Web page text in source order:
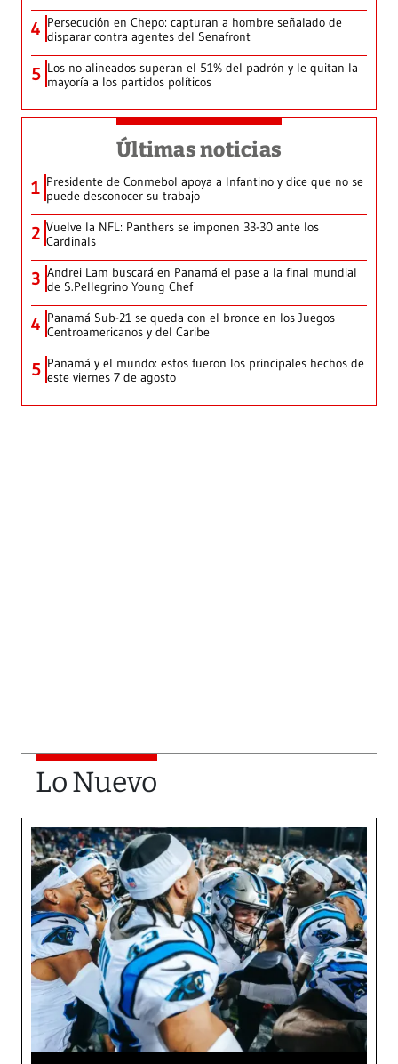
4 Persecución en Chepo: capturan a hombre señalado de
disparar contra agentes del Senafront
5 Los no alineados superan el 51% del padrón y le quitan la
mayoría a los partidos políticos
Últimas noticias
1 Presidente de Conmebol apoya a Infantino y dice que no se
puede desconocer su trabajo
2 Vuelve la NFL: Panthers se imponen 33-30 ante los
Cardinals
3 Andrei Lam buscará en Panamá el pase a la final mundial
de S.Pellegrino Young Chef
4 Panamá Sub-21 se queda con el bronce en los Juegos
Centroamericanos y del Caribe
5 Panamá y el mundo: estos fueron los principales hechos de
este viernes 7 de agosto
Lo Nuevo